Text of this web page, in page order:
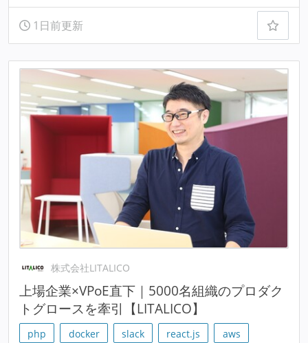
1日前更新
株式会社LITALICO
上場企業×VPoE直下｜5000名組織のプロダク
トグロースを牽引【LITALICO】
php docker slack react.js
aws